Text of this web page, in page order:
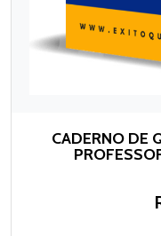
CADERNO DE